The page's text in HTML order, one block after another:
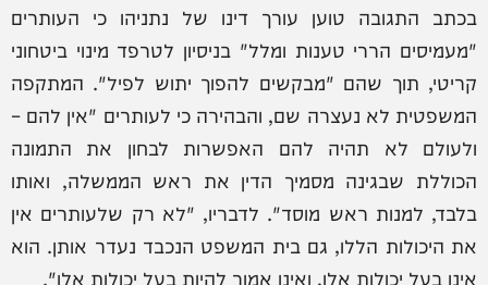
בכתב התגובה טוען עורך דינו של נתניהו כי העותרים
"מעמיסים הררי טענות ומלל" בניסיון לטרפד מינוי ביטחוני
קריטי, תוך שהם "מבקשים להפוך יתוש לפיל". המתקפה
המשפטית לא נעצרה שם, והבהירה כי לעותרים "אין להם –
ולעולם לא תהיה להם האפשרות לבחון את התמונה
הכוללת שבגינה מסמיך הדין את ראש הממשלה, ואותו
בלבד, למנות ראש מוסד". לדבריו, "לא רק שלעותרים אין
את היכולות הללו, גם בית המשפט הנכבד נעדר אותן. הוא
אינו בעל יכולות אלו, ואינו אמור להיות בעל יכולות אלו".